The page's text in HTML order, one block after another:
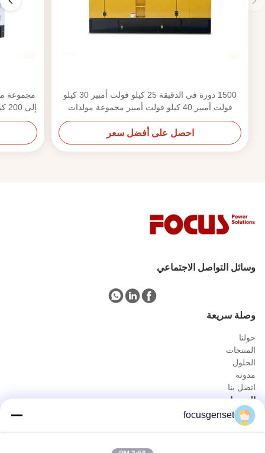
1500 دورة في الدقيقة 25 كيلو فولت أمبير 30 كيلو
فولت أمبير 40 كيلو فولت أمبير مجموعة مولدات
ديزل كمنز بتكوينات مفتوحة وصامتة
احصل على أفضل سعر
وسائل التواصل الاجتماعي
وصلة سريعة
حولنا
المنتجات
الحلول
مدونة
اتصل بنا
المنتجات
مجموعة مولدات الديزل Cummins
مجموعة مولدات ديزل بيركنز
focusgenset